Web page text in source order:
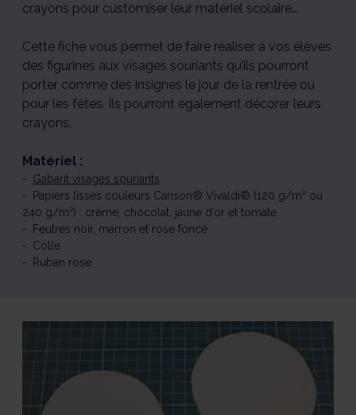
crayons pour customiser leur matériel scolaire…
Cette fiche vous permet de faire réaliser à vos élèves
des figurines aux visages souriants qu’ils pourront
porter comme des insignes le jour de la rentrée ou
pour les fêtes. Ils pourront également décorer leurs
crayons.
Matériel :
Gabarit visages souriants
Papiers lisses couleurs Canson® Vivaldi® (120 g/m² ou
240 g/m²) : crème, chocolat, jaune d’or et tomate
Feutres noir, marron et rose foncé
Colle
Ruban rose